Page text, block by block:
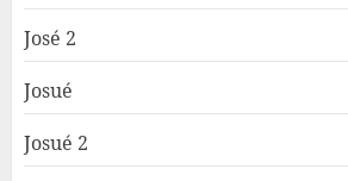
José 2
Josué
Josué 2